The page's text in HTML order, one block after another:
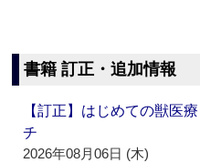
書籍 訂正・追加情報
【訂正】はじめての獣医
チ
2026年08月06日 (木)